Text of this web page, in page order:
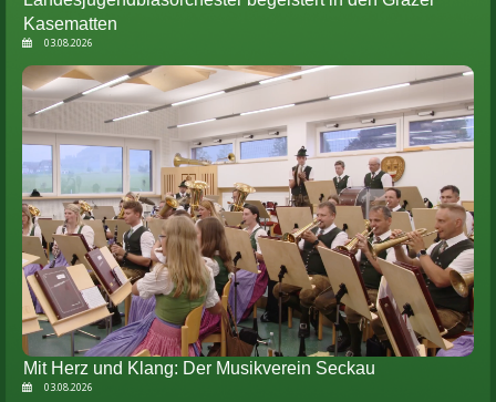
Kasematten
03.08.2026
Mit Herz und Klang: Der Musikverein Seckau
03.08.2026